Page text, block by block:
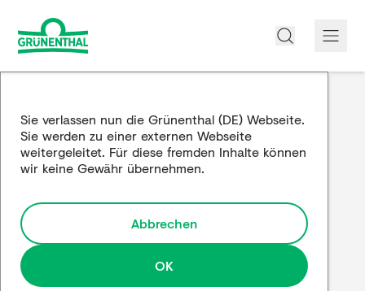
Produkte
Edukation
Forschung und Entwicklung
Partnerschaften
Sie verlassen nun die Grünenthal (DE) Webseite.
Sie werden zu einer externen Webseite
weitergeleitet. Für diese fremden Inhalte können
wir keine Gewähr übernehmen.
Abbrechen
OK